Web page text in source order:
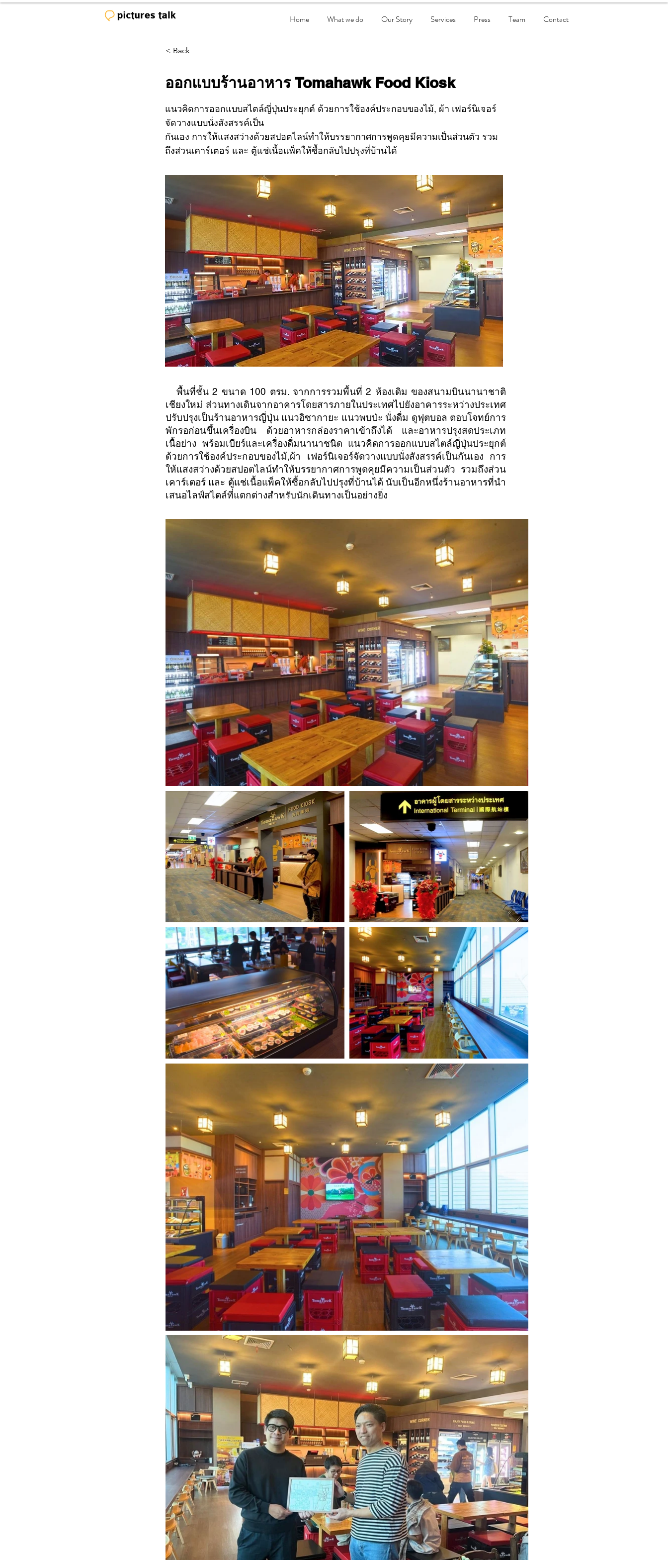
Home What we do Our Story Services Press Team Contact
< Back
ออกแบบร้านอาหาร Tomahawk Food Kiosk
แนวคิดการออกแบบสไตล์ญี่ปุ่นประยุกต์ ด้วยการใช้องค์ประกอบของไม้, ผ้า เฟอร์นิเจอร์
จัดวางแบบนั่งสังสรรค์เป็น
กันเอง การให้แสงสว่างด้วยสปอตไลน์ทำให้บรรยากาศการพูดคุยมีความเป็นส่วนตัว รวม
ถึงส่วนเคาร์เตอร์ และ ตู้แช่เนื้อแพ็คให้ซื้อกลับไปปรุงที่บ้านได้
พื้นที่ชั้น 2 ขนาด 100 ตรม. จากการรวมพื้นที่ 2 ห้องเดิม ของสนามบินนานาชาติ
เชียงใหม่ ส่วนทางเดินจากอาคารโดยสารภายในประเทศไปยังอาคารระหว่างประเทศ
ปรับปรุงเป็นร้านอาหารญี่ปุ่น แนวอิซากายะ แนวพบป่ะ นั่งดื่ม ดูฟุตบอล ตอบโจทย์การ
พักรอก่อนขึ้นเครื่องบิน ด้วยอาหารกล่องราคาเข้าถึงได้ และอาหารปรุงสดประเภท
เนื้อย่าง พร้อมเบียร์และเครื่องดื่มนานาชนิด แนวคิดการออกแบบสไตล์ญี่ปุ่นประยุกต์
ด้วยการใช้องค์ประกอบของไม้,ผ้า เฟอร์นิเจอร์จัดวางแบบนั่งสังสรรค์เป็นกันเอง การ
ให้แสงสว่างด้วยสปอตไลน์ทำให้บรรยากาศการพูดคุยมีความเป็นส่วนตัว รวมถึงส่วน
เคาร์เตอร์ และ ตู้แช่เนื้อแพ็คให้ซื้อกลับไปปรุงที่บ้านได้ นับเป็นอีกหนึ่งร้านอาหารที่นำ
เสนอไลฟ์สไตล์ที่แตกต่างสำหรับนักเดินทางเป็นอย่างยิ่ง